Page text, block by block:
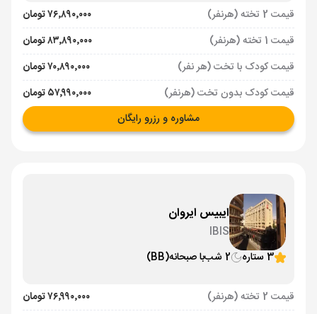
قیمت 2 تخته (هرنفر)
۷۶٬۸۹۰٬۰۰۰ تومان
قیمت 1 تخته (هرنفر)
۸۳٬۸۹۰٬۰۰۰ تومان
قیمت کودک با تخت (هر نفر)
۷۰٬۸۹۰٬۰۰۰ تومان
قیمت کودک بدون تخت (هرنفر)
۵۷٬۹۹۰٬۰۰۰ تومان
مشاوره و رزرو رایگان
ایبیس ایروان
IBIS
3 ستاره
2 شب با صبحانه(BB)
قیمت 2 تخته (هرنفر)
۷۶٬۹۹۰٬۰۰۰ تومان